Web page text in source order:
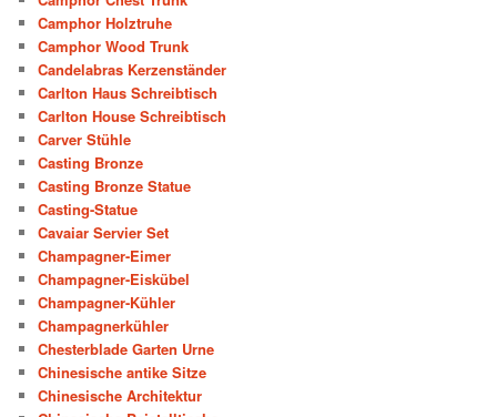
Camphor Holztruhe
Camphor Wood Trunk
Candelabras Kerzenständer
Carlton Haus Schreibtisch
Carlton House Schreibtisch
Carver Stühle
Casting Bronze
Casting Bronze Statue
Casting-Statue
Cavaiar Servier Set
Champagner-Eimer
Champagner-Eiskübel
Champagner-Kühler
Champagnerkühler
Chesterblade Garten Urne
Chinesische antike Sitze
Chinesische Architektur